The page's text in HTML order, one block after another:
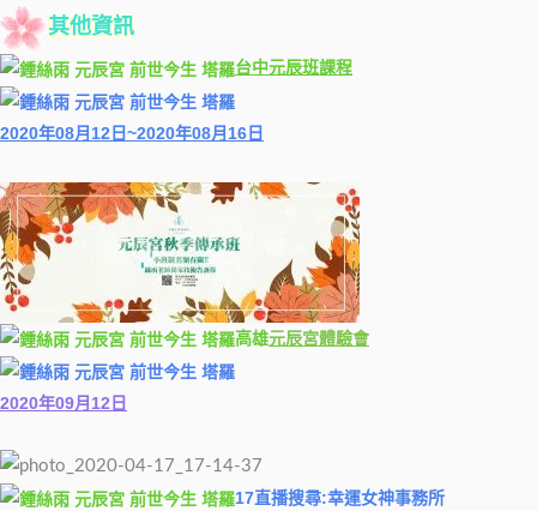
其他資訊
台中元辰班課程
2020年08月12日~2020年08月16日
高雄元辰宮體驗會
2020年09月12日
17直播搜尋:幸運女神事務所